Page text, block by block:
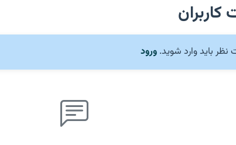
کاربران
نظر باید وارد شوید. ورود